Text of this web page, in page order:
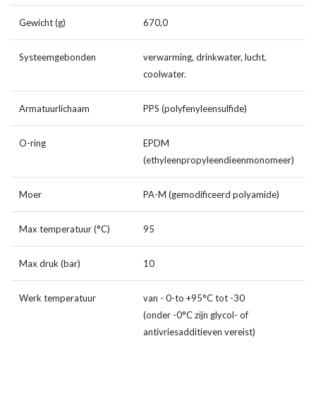
Gewicht (g) 670,0
Systeemgebonden
verwarming, drinkwater, lucht,
coolwater.
Armatuurlichaam PPS (polyfenyleensulfide)
O-ring
EPDM
(ethyleenpropyleendieenmonomeer)
Moer PA-M (gemodificeerd polyamide)
Max temperatuur (°C) 95
Max druk (bar) 10
Werk temperatuur
van - 0-to +95°C tot -30
(onder -0°C zijn glycol- of
antivriesadditieven vereist)